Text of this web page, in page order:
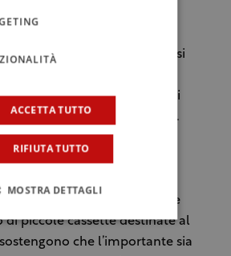
i concimi naturali della sua
stravolgere l’essenza della
circostante, avvalendosi
contro gli agenti
E le cultivar con cui si
un trionfo di biodiversità.
Rossano, la Tummaredda,
Nocellara Messinese,
“Iniziamo la raccolta i
– dice ancora – mettendo le
di piccole cassette destinate al
che l’importante sia
ACCETTA TUTTO
RIFIUTA TUTTO
MOSTRA DETTAGLI